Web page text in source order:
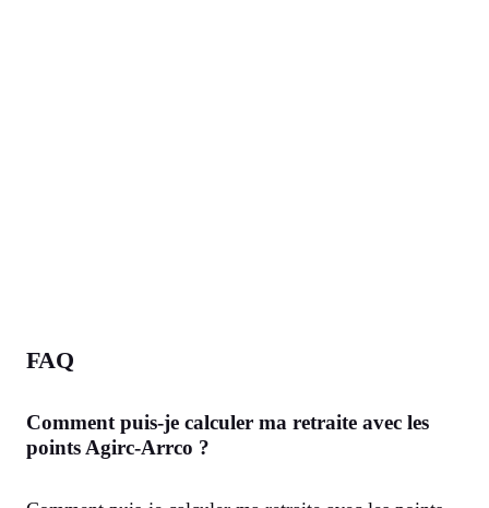
FAQ
Comment puis-je calculer ma retraite avec les
points Agirc-Arrco ?